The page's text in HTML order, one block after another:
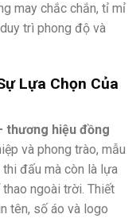
may chắc chắn, tỉ mỉ
trì phong độ và
Lựa Chọn Của
thương hiệu đồng
và phong trào, mẫu
đấu mà còn là lựa
ngoài trời. Thiết
tên, số áo và logo